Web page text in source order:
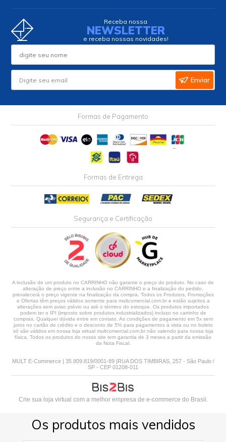
Receba nossa
NEWSLETTER
e receba nossas novidades!
Enviar
Formas de Pagamento
Formas de Entrega
Segurança e Certificação
A inclusão de um produto no CARRINHO não garante o preço do produto. No caso de
alteração de preço entre a inclusão no CARRINHO e a finalização do pedido,
prevalecerá o preço vigente na finalização da compra. Todos os Produtos, Promoções
e Ofertas têm preços válidos somente para multcomercial.com.br e estão sujeitos a
alterações sem aviso prévio ou até o término do estoque. Os produtos importados
podem ter o IPI (imposto sobre produtos industrializados) incluso no carrinho de
compras. Qualquer dúvida entre em contato. As condições de pagamento em 5x sem
juros no cartão de crédito e o desconto de 5% para pagamentos à vista ou no boleto
só são válidos em nossa loja virtual multcomercial.com.br não valendo para nossa loja
física. Todos os produtos do nosso site tem garantia de 3 meses a partir da emissão
da Nota Fiscal.
MULT E-Commerce | 35.809.819/0001-89 |RUA DOS TIMBIRAS, 257 - São Paulo /
SP - CEP 01208-011
Crie sua loja virtual com a melhor empresa de e-commerce do Brasil.
Os produtos mais vendidos